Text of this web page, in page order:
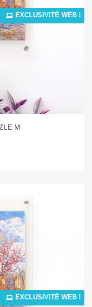
M
EXCLUSIVITÉ WEB !
EXCLUSIVITÉ WEB !